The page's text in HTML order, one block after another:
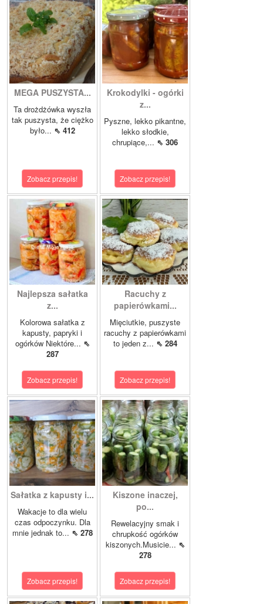
MEGA PUSZYSTA...
Ta drożdżówka wyszła
tak puszysta, że ciężko
było... ⇖ 412
Zobacz przepis!
Krokodylki - ogórki
z...
Pyszne, lekko pikantne,
lekko słodkie,
chrupiące,... ⇖ 306
Zobacz przepis!
Najlepsza sałatka
z...
Kolorowa sałatka z
kapusty, papryki i
ogórków Niektóre... ⇖
287
Zobacz przepis!
Racuchy z
papierówkami...
Mięciutkie, puszyste
racuchy z papierówkami
to jeden z... ⇖ 284
Zobacz przepis!
Sałatka z kapusty i...
Wakacje to dla wielu
czas odpoczynku. Dla
mnie jednak to... ⇖ 278
Zobacz przepis!
Kiszone inaczej,
po...
Rewelacyjny smak i
chrupkość ogórków
kiszonych.Musicie... ⇖
278
Zobacz przepis!